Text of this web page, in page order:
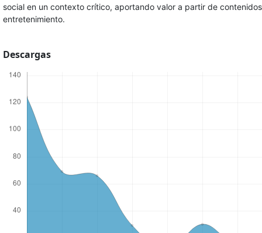
social en un contexto crítico, aportando valor a partir de
entretenimiento.
Descargas